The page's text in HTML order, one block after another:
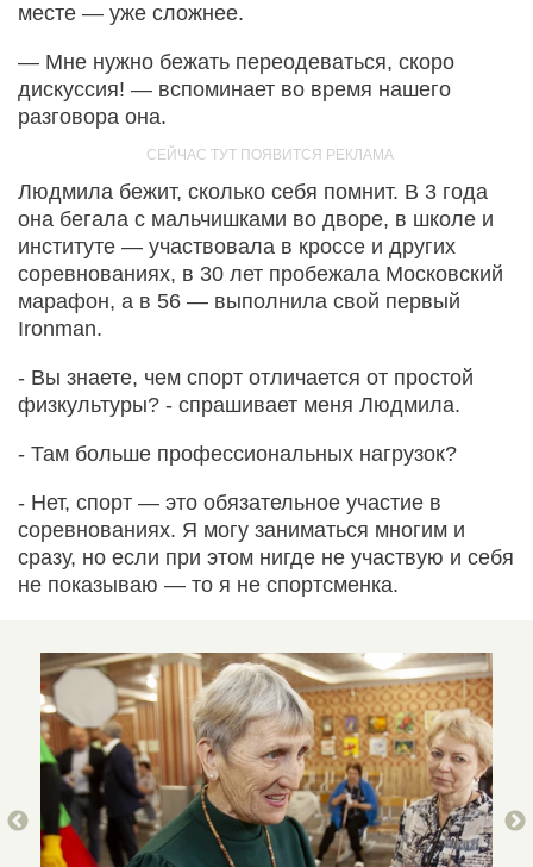
месте — уже сложнее.
— Мне нужно бежать переодеваться, скоро
дискуссия! — вспоминает во время нашего
разговора она.
Людмила бежит, сколько себя помнит. В 3 года
она бегала с мальчишками во дворе, в школе и
институте — участвовала в кроссе и других
соревнованиях, в 30 лет пробежала Московский
марафон, а в 56 — выполнила свой первый
Ironman.
- Вы знаете, чем спорт отличается от простой
физкультуры? - спрашивает меня Людмила.
- Там больше профессиональных нагрузок?
- Нет, спорт — это обязательное участие в
соревнованиях. Я могу заниматься многим и
сразу, но если при этом нигде не участвую и себя
не показываю — то я не спортсменка.